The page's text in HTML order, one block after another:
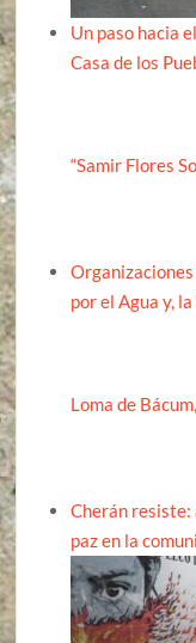
Un paso hacia
Casa de los
“Samir Flores
por el Agua y,
Loma de
Cherán resiste:
paz en la